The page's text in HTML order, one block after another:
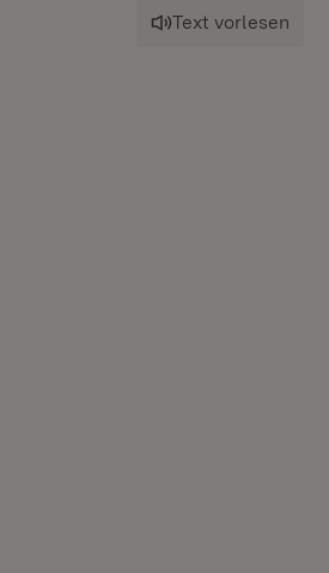
Text vorlesen